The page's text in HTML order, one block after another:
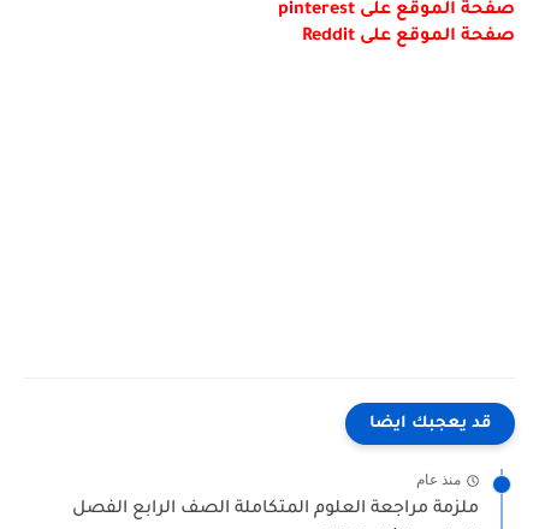
صفحة الموقع على pinterest
صفحة الموقع على Reddit
قد يعجبك ايضا
منذ عام
ملزمة مراجعة العلوم المتكاملة الصف الرابع الفصل